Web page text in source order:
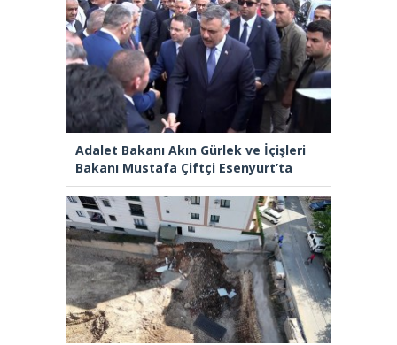
Adalet Bakanı Akın Gürlek ve İçişleri
Bakanı Mustafa Çiftçi Esenyurt’ta